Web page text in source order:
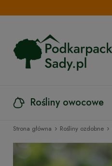
Rośliny owocowe
Strona główna › Rośliny ozdobne ›